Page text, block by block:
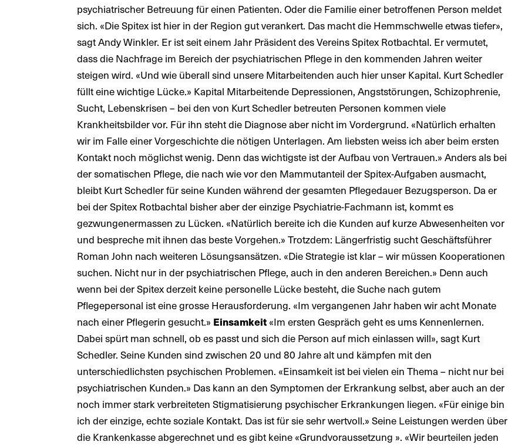
psychiatrischer Betreuung für einen Patienten. Oder die Familie einer betroffenen Person meldet
sich. «Die Spitex ist hier in der Region gut verankert. Das macht die Hemmschwelle etwas tiefer»,
sagt Andy Winkler. Er ist seit einem Jahr Präsident des Vereins Spitex Rotbachtal. Er vermutet,
dass die Nachfrage im Bereich der psychiatrischen Pflege in den kommenden Jahren weiter
steigen wird. «Und wie überall sind unsere Mitarbeitenden auch hier unser Kapital. Kurt Schedler
füllt eine wichtige Lücke.» Kapital Mitarbeitende Depressionen, Angststörungen, Schizophrenie,
Sucht, Lebenskrisen – bei den von Kurt Schedler betreuten Personen kommen viele
Krankheitsbilder vor. Für ihn steht die Diagnose aber nicht im Vordergrund. «Natürlich erhalten
wir im Falle einer Vorgeschichte die nötigen Unterlagen. Am liebsten weiss ich aber beim ersten
Kontakt noch möglichst wenig. Denn das wichtigste ist der Aufbau von Vertrauen.» Anders als bei
der somatischen Pflege, die nach wie vor den Mammutanteil der Spitex-Aufgaben ausmacht,
bleibt Kurt Schedler für seine Kunden während der gesamten Pflegedauer Bezugsperson. Da er
bei der Spitex Rotbachtal bisher aber der einzige Psychiatrie-Fachmann ist, kommt es
gezwungenermassen zu Lücken. «Natürlich bereite ich die Kunden auf kurze Abwesenheiten vor
und bespreche mit ihnen das beste Vorgehen.» Trotzdem: Längerfristig sucht Geschäftsführer
Roman John nach weiteren Lösungsansätzen. «Die Strategie ist klar – wir müssen Kooperationen
suchen. Nicht nur in der psychiatrischen Pflege, auch in den anderen Bereichen.» Denn auch
wenn bei der Spitex derzeit keine personelle Lücke besteht, die Suche nach gutem
Pflegepersonal ist eine grosse Herausforderung. «Im vergangenen Jahr haben wir acht Monate
nach einer Pflegerin gesucht.» Einsamkeit «Im ersten Gespräch geht es ums Kennenlernen.
Dabei spürt man schnell, ob es passt und sich die Person auf mich einlassen will», sagt Kurt
Schedler. Seine Kunden sind zwischen 20 und 80 Jahre alt und kämpfen mit den
unterschiedlichsten psychischen Problemen. «Einsamkeit ist bei vielen ein Thema – nicht nur bei
psychiatrischen Kunden.» Das kann an den Symptomen der Erkrankung selbst, aber auch an der
noch immer stark verbreiteten Stigmatisierung psychischer Erkrankungen liegen. «Für einige bin
ich der einzige, echte soziale Kontakt. Das ist für sie sehr wertvoll.» Seine Leistungen werden über
die Krankenkasse abgerechnet und es gibt keine «Grundvoraussetzung ». «Wir beurteilen jeden